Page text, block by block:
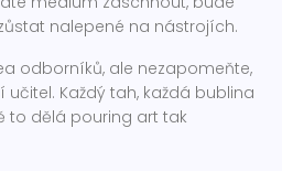
nalepené na nástrojích.
odborníků, ale nezapomeňte,
učitel. Každý tah, každá bublina
to dělá pouring art tak